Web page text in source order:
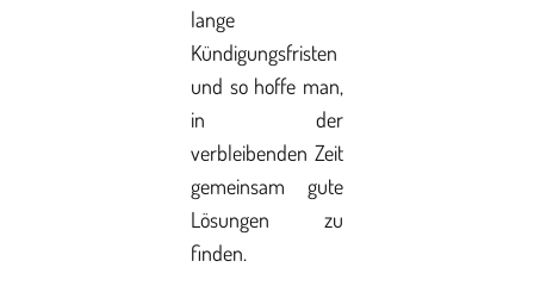
lange
Kündigungsfristen
und so hoffe man,
in der
verbleibenden Zeit
gemeinsam gute
Lösungen zu
finden.